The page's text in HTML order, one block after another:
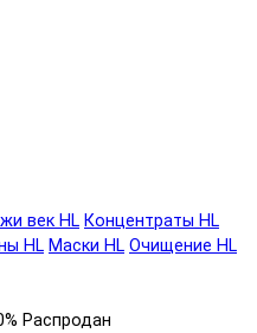
век HL Концентраты HL
HL Маски HL Очищение HL
Распродан